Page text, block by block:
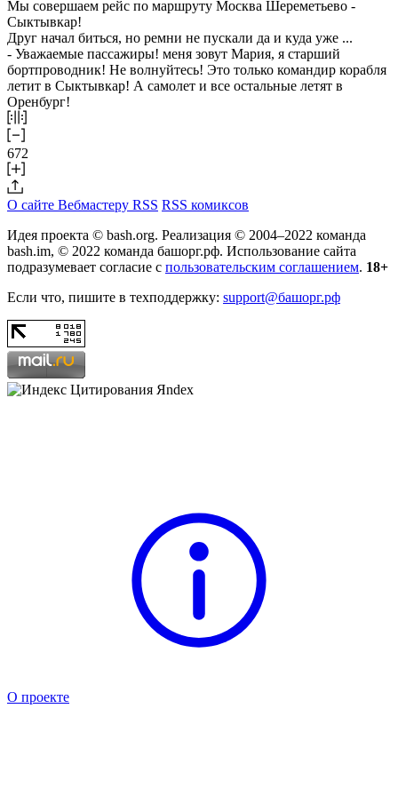
Мы совершаем рейс по маршруту Москва Шереметьево -
Сыктывкар!
Друг начал биться, но ремни не пускали да и куда уже ...
- Уважаемые пассажиры! меня зовут Мария, я старший
бортпроводник! Не волнуйтесь! Это только командир корабля
летит в Сыктывкар! А самолет и все остальные летят в
Оренбург!
672
О сайте Вебмастеру RSS RSS комиксов
Идея проекта © bash.org. Реализация © 2004–2022 команда
bash.im, © 2022 команда башорг.рф. Использование сайта
подразумевает согласие с пользовательским соглашением. 18+
Если что, пишите в техподдержку: support@башорг.рф
О проекте